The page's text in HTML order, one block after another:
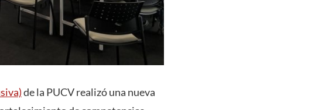
de la PUCV realizó una nueva